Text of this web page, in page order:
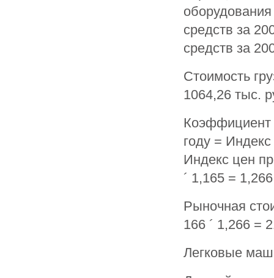
средств за
средств за
Стоимость
1064,26 тыс.
Коэффициент
году =
Индекс цен
´ 1,165 = 1,266
Рыночная
166 ´ 1,266 =
Легковые